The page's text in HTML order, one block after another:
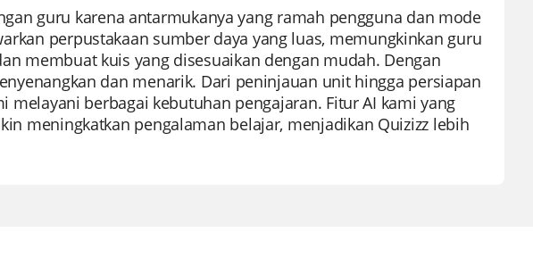
guru karena antarmukanya yang ramah pengguna dan mode
perpustakaan sumber daya yang luas, memungkinkan guru
membuat kuis yang disesuaikan dengan mudah. Dengan
dan menarik. Dari peninjauan unit hingga persiapan
berbagai kebutuhan pengajaran. Fitur AI kami yang
meningkatkan pengalaman belajar, menjadikan Quizizz lebih